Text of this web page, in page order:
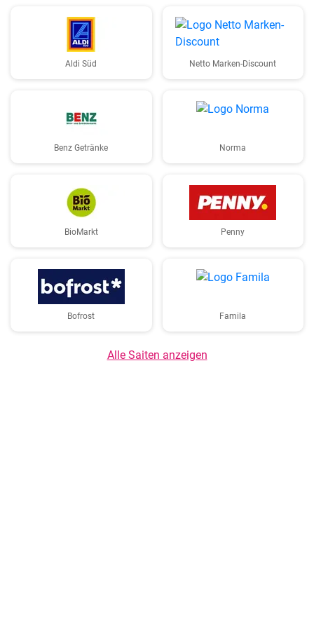
Aldi Süd Netto Marken-Discount
Benz Getränke Norma
BioMarkt Penny
Bofrost Famila
Alle Saiten anzeigen